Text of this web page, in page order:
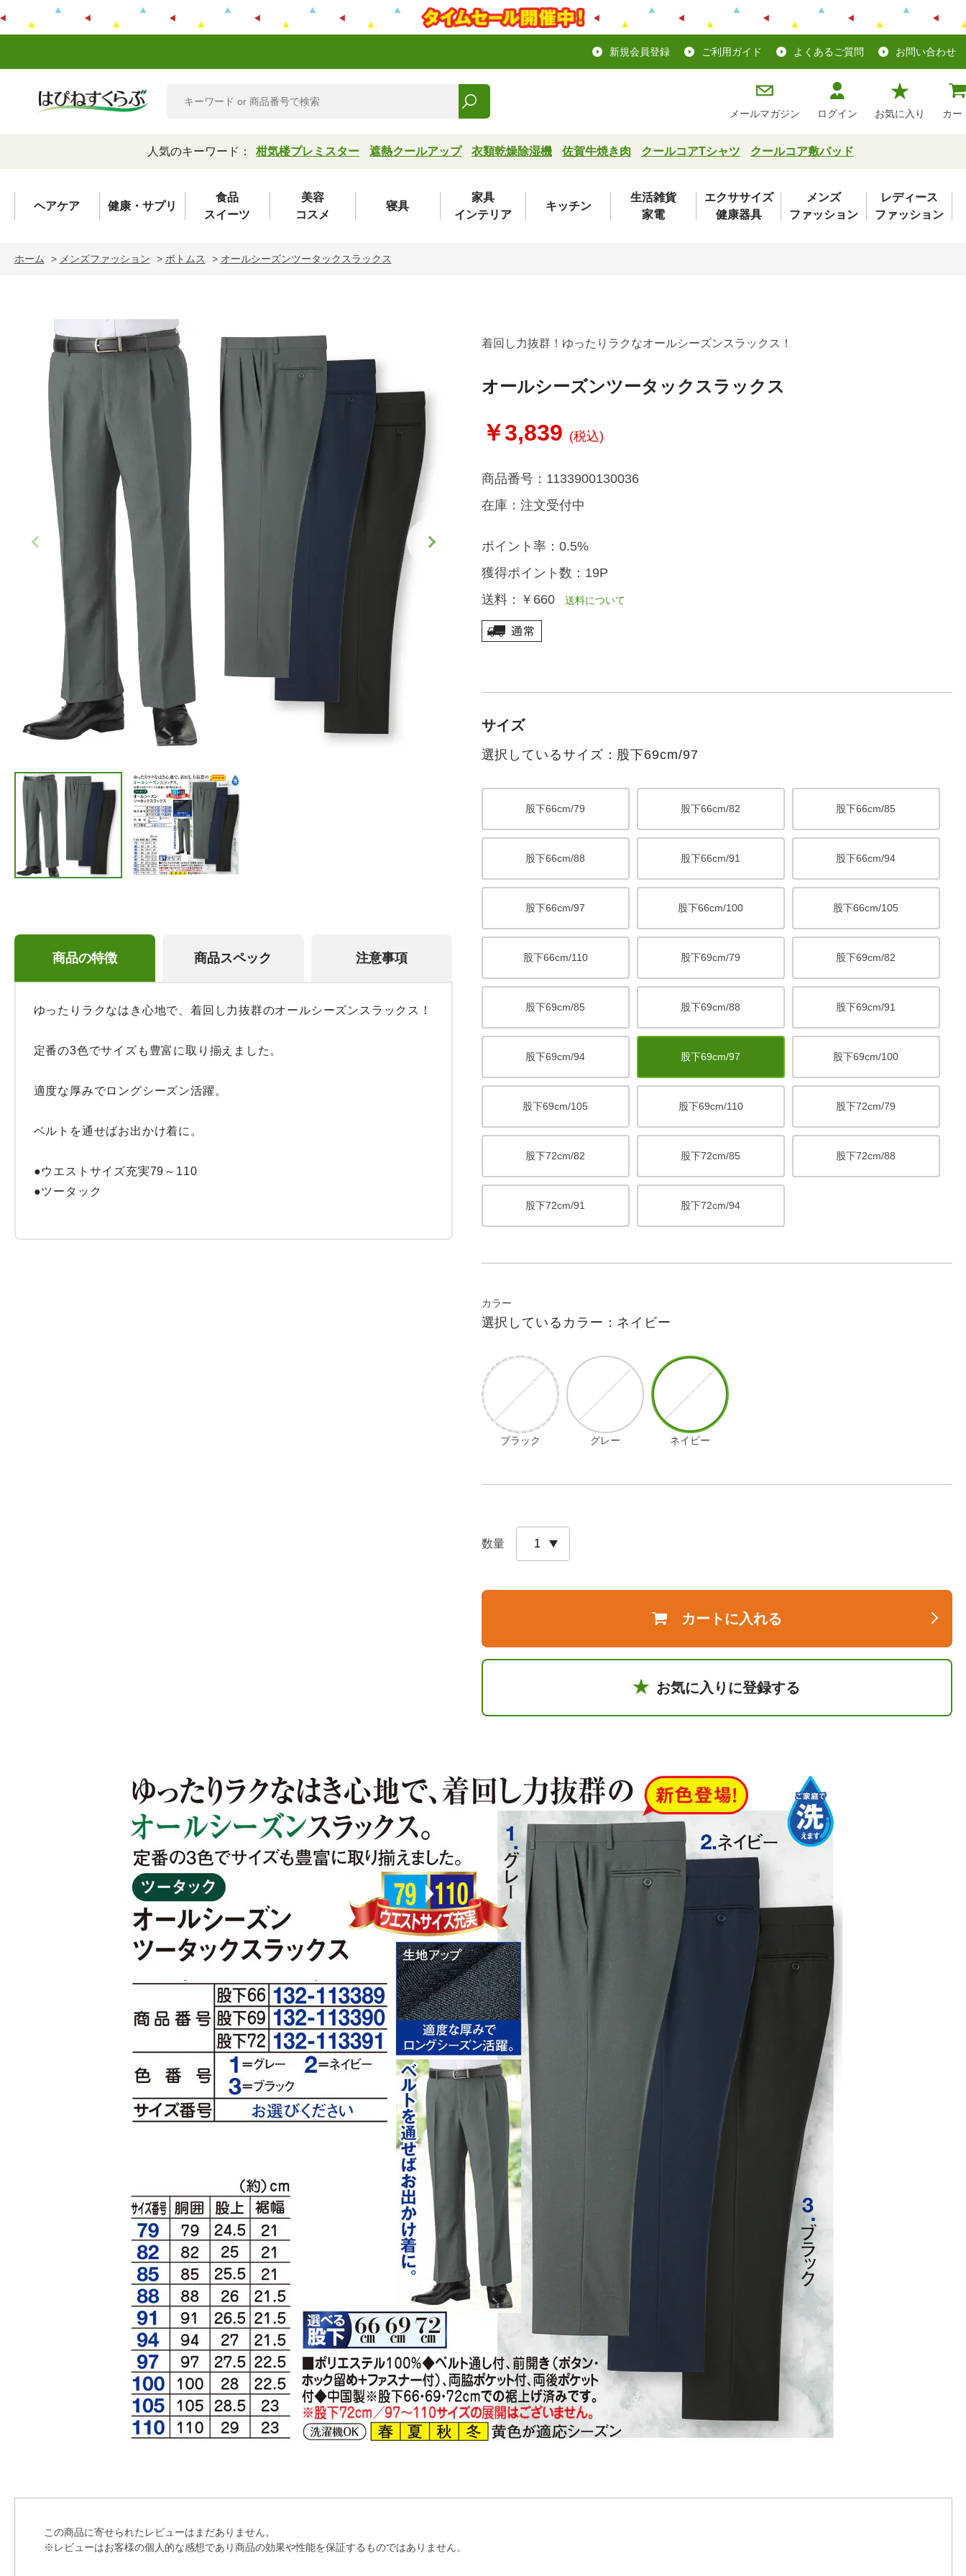
新規会員登録 ご利用ガイド よくあるご質問 お問い合わせ
メールマガジン ログイン お気に入り カー
人気のキーワード： 柑気楼プレミスター 遮熱クールアップ 衣類乾燥除湿機 佐賀牛焼き肉 クールコアTシャツ クールコア敷パッド
ヘアケア 健康・サプリ
食品
スイーツ
美容
コスメ
寝具
家具
インテリア
キッチン
生活雑貨
家電
エクササイズ
健康器具
メンズ
ファッション
レディース
ファッション
ホーム > メンズファッション > ボトムス > オールシーズンツータックスラックス
商品の特徴 商品スペック 注意事項
ゆったりラクなはき心地で、着回し力抜群のオールシーズンスラックス！
定番の3色でサイズも豊富に取り揃えました。
適度な厚みでロングシーズン活躍。
ベルトを通せばお出かけ着に。
●ウエストサイズ充実79～110
●ツータック
着回し力抜群！ゆったりラクなオールシーズンスラックス！
オールシーズンツータックスラックス
￥3,839 (税込)
商品番号： 1133900130036
在庫： 注文受付中
ポイント率： 0.5%
獲得ポイント数： 19P
送料： ￥660送料について
サイズ
選択しているサイズ：股下69cm/97
股下66cm/79 股下66cm/82 股下66cm/85
股下66cm/88 股下66cm/91 股下66cm/94
股下66cm/97 股下66cm/100 股下66cm/105
股下66cm/110 股下69cm/79 股下69cm/82
股下69cm/85 股下69cm/88 股下69cm/91
股下69cm/94 股下69cm/97 股下69cm/100
股下69cm/105 股下69cm/110 股下72cm/79
股下72cm/82 股下72cm/85 股下72cm/88
股下72cm/91 股下72cm/94
カラー
選択しているカラー：ネイビー
ブラック グレー ネイビー
数量
カートに入れる
お気に入りに登録する
この商品に寄せられたレビューはまだありません。
※レビューはお客様の個人的な感想であり商品の効果や性能を保証するものではありません。